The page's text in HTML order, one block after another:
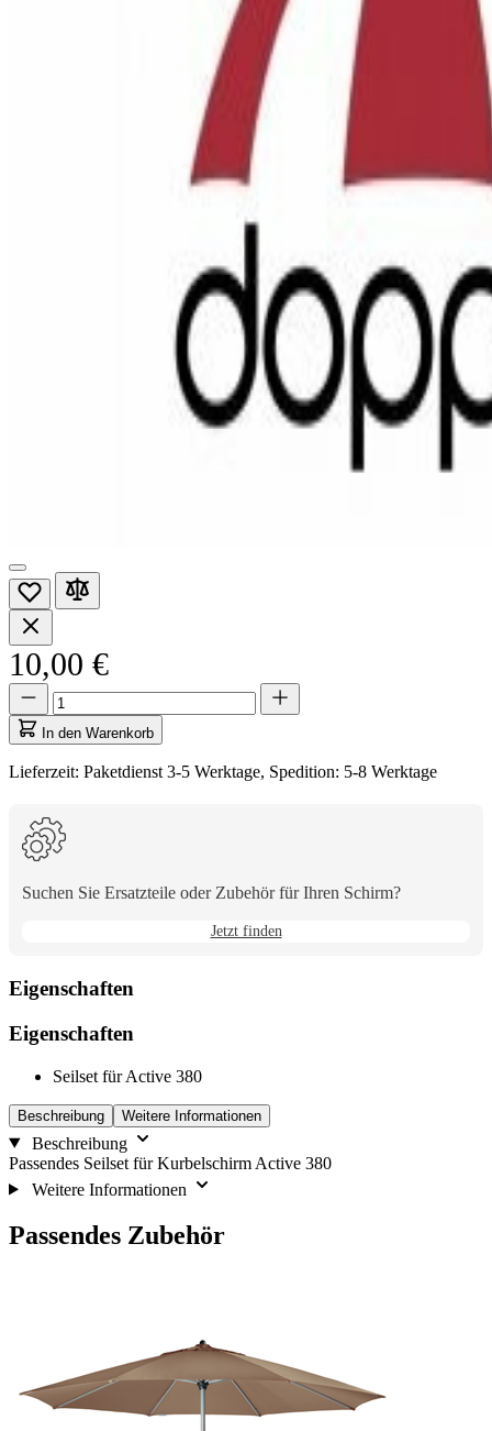
10,00 €
Menge
aktualisiert
auf
1
Menge
In den Warenkorb
Lieferzeit: Paketdienst 3-5 Werktage, Spedition: 5-8 Werktage
Suchen Sie Ersatzteile oder Zubehör für Ihren Schirm?
Jetzt finden
Eigenschaften
Eigenschaften
Seilset für Active 380
Beschreibung Weitere Informationen
Beschreibung
Passendes Seilset für Kurbelschirm Active 380
Weitere Informationen
Passendes Zubehör
Karussells
überspringen